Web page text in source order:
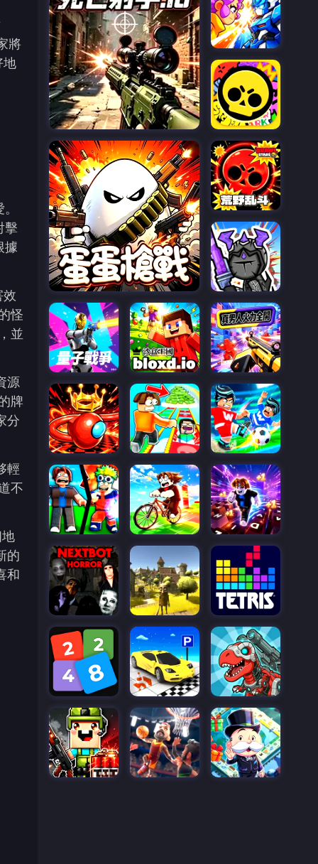
將
地
擊
據
效
怪
並
源
牌
分
輕
不
的
和